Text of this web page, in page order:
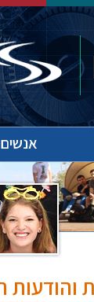
אנשים
והודעות